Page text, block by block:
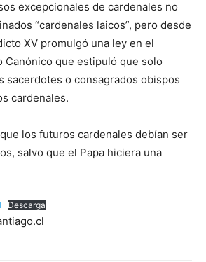
excepcionales de cardenales no
“cardenales laicos”, pero desde
XV promulgó una ley en el
Canónico que estipuló que solo
sacerdotes o consagrados obispos
cardenales.
los futuros cardenales debían ser
salvo que el Papa hiciera una
Descarga